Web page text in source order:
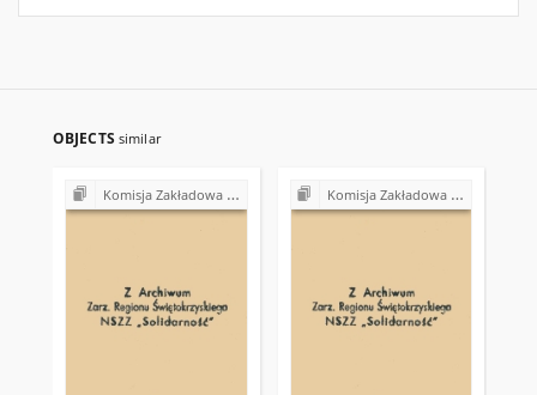
OBJECTS similar
Komisja Zakładowa NSZZ "Solidarność" przy Rejonowym Przedsiębiorstwie Gospodarki Mieszkaniowej w Skarżysku-Kamiennej Komisja Zakładowa NSZZ "Solidarność" przy Gminnej Spółdzielni "Samopomoc Chłopska" w Bodzentynie